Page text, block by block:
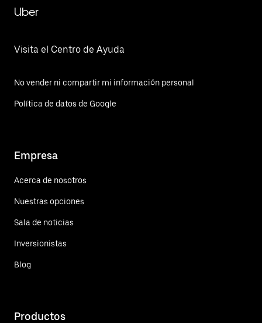
Uber
Visita el Centro de Ayuda
No vender ni compartir mi información personal
Política de datos de Google
Empresa
Acerca de nosotros
Nuestras opciones
Sala de noticias
Inversionistas
Blog
Productos